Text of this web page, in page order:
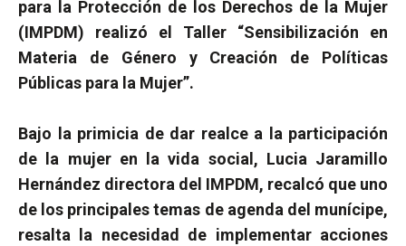
para la Protección de los Derechos de la Mujer
(IMPDM) realizó el Taller “Sensibilización en
Materia de Género y Creación de Políticas
Públicas para la Mujer”.
Bajo la primicia de dar realce a la participación
de la mujer en la vida social, Lucia Jaramillo
Hernández directora del IMPDM, recalcó que uno
de los principales temas de agenda del munícipe,
resalta la necesidad de implementar acciones